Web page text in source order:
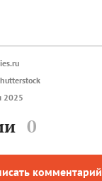
2025
0
комментарий